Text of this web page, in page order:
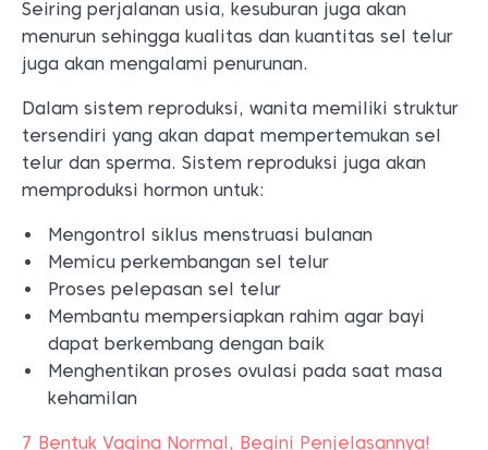
Seiring perjalanan usia, kesuburan juga akan
menurun sehingga kualitas dan kuantitas sel telur
juga akan mengalami penurunan.
Dalam sistem reproduksi, wanita memiliki struktur
tersendiri yang akan dapat mempertemukan sel
telur dan sperma. Sistem reproduksi juga akan
memproduksi hormon untuk:
Mengontrol siklus menstruasi bulanan
Memicu perkembangan sel telur
Proses pelepasan sel telur
Membantu mempersiapkan rahim agar bayi
dapat berkembang dengan baik
Menghentikan proses ovulasi pada saat masa
kehamilan
7 Bentuk Vagina Normal, Begini Penjelasannya!